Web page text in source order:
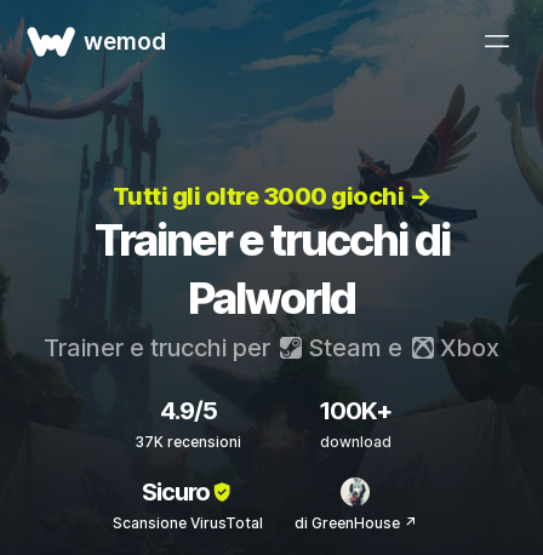
wemod
Tutti gli oltre 3000 giochi →
Trainer e trucchi di
Palworld
Trainer e trucchi per Steam e Xbox
4.9/5
37K recensioni
100K+
download
Sicuro
Scansione VirusTotal di GreenHouse ↗